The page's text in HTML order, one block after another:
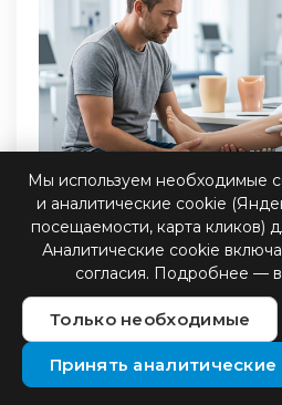
Обращаясь в наш центр,
поддержку. Мы
изготовления протеза
наличие документов,
заключения и состояние
Мы используем необходимые
и аналитические cookie
посещаемости, карта кликов)
Аналитические cookie
согласия. Подробнее — в
Только необходимые
Принять аналитические